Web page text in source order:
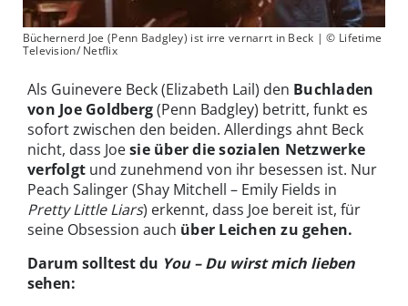
Büchernerd Joe (Penn Badgley) ist irre vernarrt in Beck | © Lifetime
Television/ Netflix
Als Guinevere Beck (Elizabeth Lail) den Buchladen
von Joe Goldberg(Penn Badgley) betritt, funkt es
sofort zwischen den beiden. Allerdings ahnt Beck
nicht, dass Joesie über die sozialen Netzwerke
verfolgt und zunehmend von ihr besessen ist. Nur
Peach Salinger (Shay Mitchell – Emily Fields in
Pretty Little Liars) erkennt, dass Joe bereit ist, für
seine Obsession auch über Leichen zu gehen.
Darum solltest du You – Du wirst mich lieben
sehen: